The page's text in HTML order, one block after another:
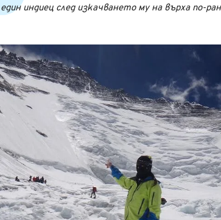
индиец след изкачването му на върха по-